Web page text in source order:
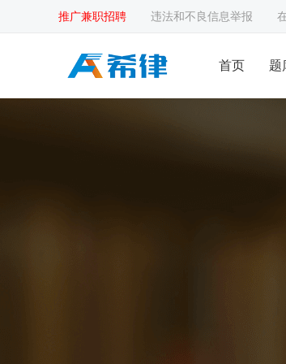
推广兼职招聘 违法和不良信息举报
首页 题